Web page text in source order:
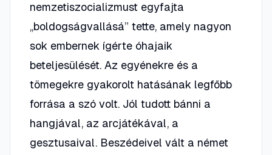
nemzetiszocializmust egyfajta
„boldogságvallásá” tette, amely nagyon
sok embernek ígérte óhajaik
beteljesülését. Az egyénekre és a
tömegekre gyakorolt hatásának legfőbb
forrása a szó volt. Jól tudott bánni a
hangjával, az arcjátékával, a
gesztusaival. Beszédeivel vált a német